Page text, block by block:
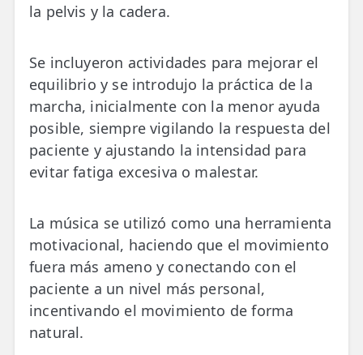
la pelvis y la cadera.
Se incluyeron actividades para mejorar el
equilibrio y se introdujo la práctica de la
marcha, inicialmente con la menor ayuda
posible, siempre vigilando la respuesta del
paciente y ajustando la intensidad para
evitar fatiga excesiva o malestar.
La música se utilizó como una herramienta
motivacional, haciendo que el movimiento
fuera más ameno y conectando con el
paciente a un nivel más personal,
incentivando el movimiento de forma
natural.